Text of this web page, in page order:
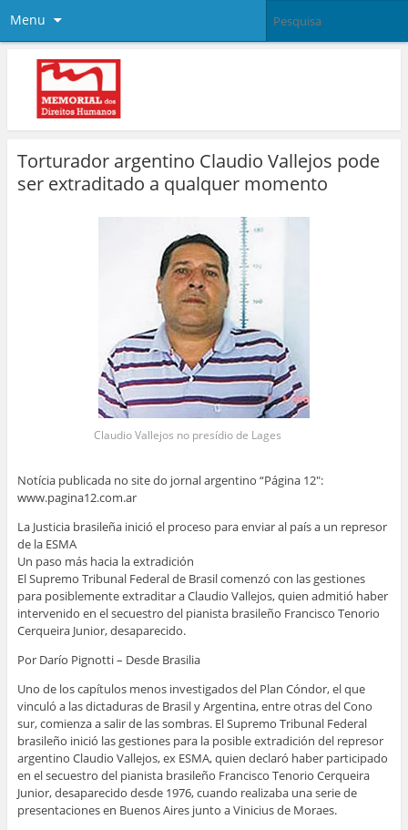
Menu
Torturador argentino Claudio Vallejos pode
ser extraditado a qualquer momento
Claudio Vallejos no presídio de Lages
Notícia publicada no site do jornal argentino “Página 12″:
www.pagina12.com.ar
La Justicia brasileña inició el proceso para enviar al país a un represor
de la ESMA
Un paso más hacia la extradición
El Supremo Tribunal Federal de Brasil comenzó con las gestiones
para posiblemente extraditar a Claudio Vallejos, quien admitió haber
intervenido en el secuestro del pianista brasileño Francisco Tenorio
Cerqueira Junior, desaparecido.
Por Darío Pignotti – Desde Brasilia
Uno de los capítulos menos investigados del Plan Cóndor, el que
vinculó a las dictaduras de Brasil y Argentina, entre otras del Cono
sur, comienza a salir de las sombras. El Supremo Tribunal Federal
brasileño inició las gestiones para la posible extradición del represor
argentino Claudio Vallejos, ex ESMA, quien declaró haber participado
en el secuestro del pianista brasileño Francisco Tenorio Cerqueira
Junior, desaparecido desde 1976, cuando realizaba una serie de
presentaciones en Buenos Aires junto a Vinicius de Moraes.